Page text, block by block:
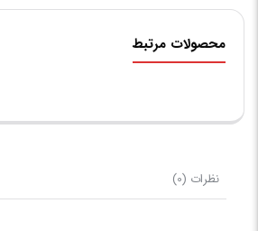
محصولات مرتبط
نظرات (0)